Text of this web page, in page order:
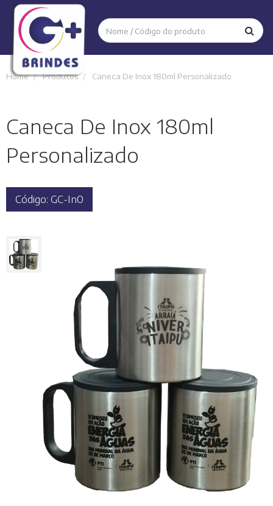
Home Produtos Caneca De Inox 180ml Personalizado
Caneca De Inox 180ml
Personalizado
Código: GC-In0